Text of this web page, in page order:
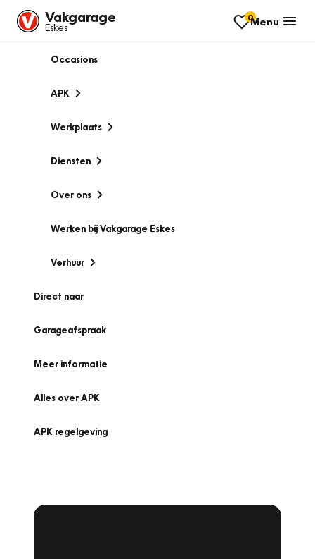
Vakgarage
Eskes
0Menu
Occasions
APK
Werkplaats
Diensten
Over ons
Werken bij Vakgarage Eskes
Verhuur
Direct naar
Garageafspraak
Meer informatie
Alles over APK
APK regelgeving